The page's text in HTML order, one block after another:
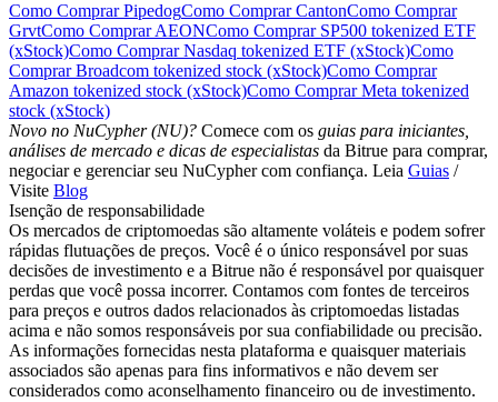
Como Comprar PipedogComo Comprar CantonComo Comprar
GrvtComo Comprar AEONComo Comprar SP500 tokenized ETF
(xStock)Como Comprar Nasdaq tokenized ETF (xStock)Como
Comprar Broadcom tokenized stock (xStock)Como Comprar
Amazon tokenized stock (xStock)Como Comprar Meta tokenized
stock (xStock)
Novo no NuCypher (NU)? Comece com os guias para iniciantes,
análises de mercado e dicas de especialistas da Bitrue para comprar,
negociar e gerenciar seu NuCypher com confiança. Leia Guias /
Visite Blog
Isenção de responsabilidade
Os mercados de criptomoedas são altamente voláteis e podem sofrer
rápidas flutuações de preços. Você é o único responsável por suas
decisões de investimento e a Bitrue não é responsável por quaisquer
perdas que você possa incorrer. Contamos com fontes de terceiros
para preços e outros dados relacionados às criptomoedas listadas
acima e não somos responsáveis por sua confiabilidade ou precisão.
As informações fornecidas nesta plataforma e quaisquer materiais
associados são apenas para fins informativos e não devem ser
considerados como aconselhamento financeiro ou de investimento.